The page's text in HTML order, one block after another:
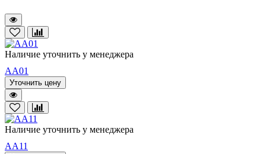
Наличие уточнить у менеджера
AA01
Уточнить цену
Наличие уточнить у менеджера
AA11